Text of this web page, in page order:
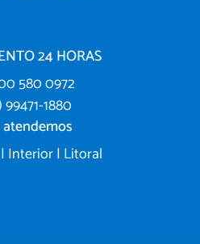
24 HORAS
580 0972
99471-1880
Interior | Litoral